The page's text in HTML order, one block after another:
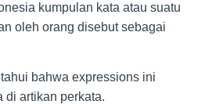
kumpulan kata atau suatu
oleh orang disebut sebagai
bahwa expressions ini
di artikan perkata.